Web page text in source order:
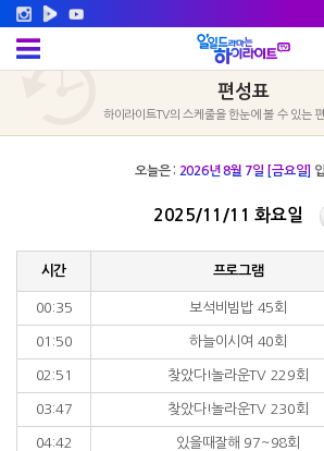
편성표
하이라이트TV의 스케줄을 한눈에 볼 수 있는
오늘은 : 2026년 8월 7일 [금요일]
2025/11/11 화요일
시간 프로그램
00:35 보석비빔밥 45회
01:50 하늘이시여 40회
02:51 찾았다!놀라운TV 229회
03:47 찾았다!놀라운TV 230회
04:42 있을때잘해 97~98회